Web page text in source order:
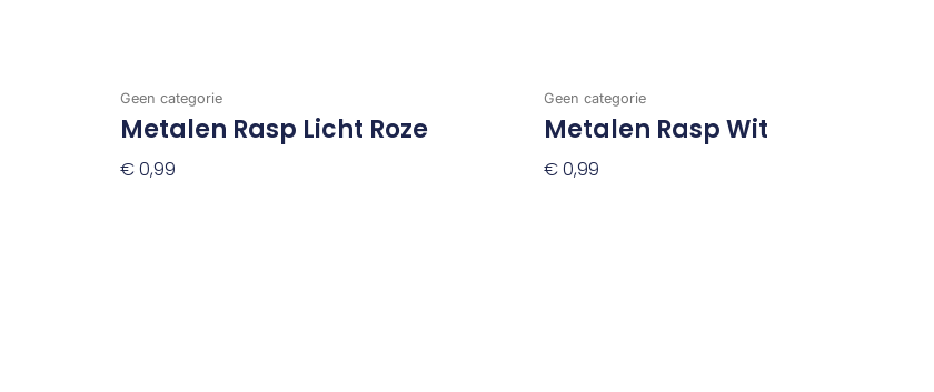
Geen categorie
Metalen Rasp Licht Roze
€0,99
Geen categorie
Metalen Rasp Wit
€0,99